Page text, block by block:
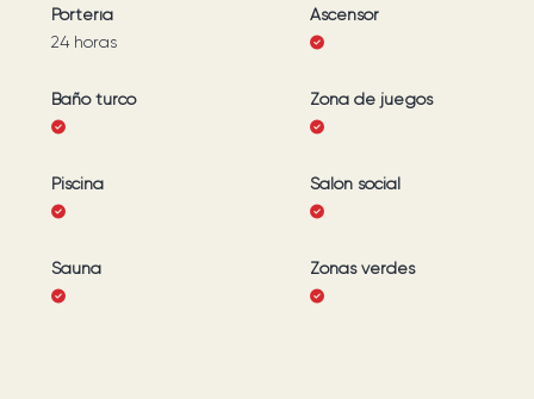
Portería
24 horas
Ascensor
Baño turco Zona de juegos
Piscina Salón social
Sauna Zonas verdes